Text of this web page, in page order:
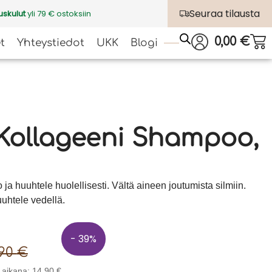
yli 79 € ostoksiin Seuraa tilausta
Yhteystiedot UKK Blogi 0,00 €
Shampoo,
ja huuhtele huolellisesti. Vältä aineen joutumista silmiin.
vedellä.
€
- 39%